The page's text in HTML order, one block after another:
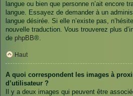
langue ou bien que personne n’ait encore
langue. Essayez de demander à un
langue désirée. Si elle n’existe pas,
nouvelle traduction. Vous trouverez plus
de phpBB®.
Haut
A quoi correspondent les images à
d’utilisateur ?
Il y a deux images qui peuvent être